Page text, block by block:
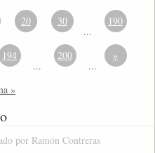
20 30
...
190
194
...
200
...
»
»
por Ramón Contreras